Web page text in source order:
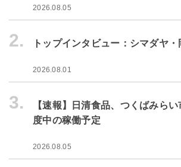
2026.08.05
2. トップインタビュー：シマダヤ
2026.08.01
3.
【速報】日清食品、つくばみら
度中の稼働予定
2026.08.05